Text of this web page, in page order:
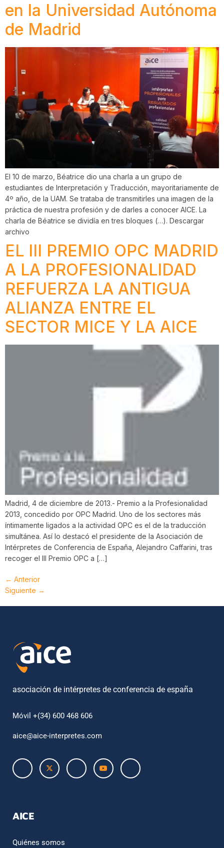
en la Universidad Autónoma
de Madrid
El 10 de marzo, Béatrice dio una charla a un grupo de
estudiantes de Interpretación y Traducción, mayoritariamente de
4º año, de la UAM. Se trataba de transmitirles una imagen de la
práctica de nuestra profesión y de darles a conocer AICE. La
charla de Béatrice se dividía en tres bloques (…). Descargar
archivo
EL III PREMIO OPC MADRID
A LA PROFESIONALIDAD
REFUERZA LA ANTIGUA
ALIANZA ENTRE EL
SECTOR MICE Y LA AICE
Madrid, 4 de diciembre de 2013.- Premio a la Profesionalidad
2013, concedido por OPC Madrid. Uno de los sectores más
íntimamente ligados a la actividad OPC es el de la traducción
simultánea. Así lo destacó el presidente de la Asociación de
Intérpretes de Conferencia de España, Alejandro Caffarini, tras
recoger el III Premio OPC a […]
← Anterior
Siguiente →
asociación de intérpretes de conferencia de españa
Móvil +(34) 600 468 606
aice@aice-interpretes.com
AICE
Quiénes somos